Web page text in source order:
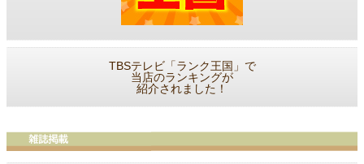
TBSテレビ「ランク王国」で
当店のランキングが
紹介されました！